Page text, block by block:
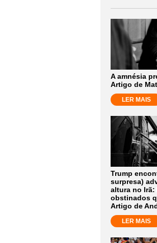
A amnésia
Artigo de
LER MAIS
Trump
surpresa)
altura no Irã:
obstinados
Artigo de
LER MAIS